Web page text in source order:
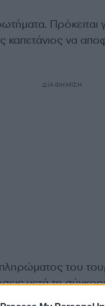
Πρόκειται
να
ΔΙΑΦΗΜΙΣΗ
του
μετά τη